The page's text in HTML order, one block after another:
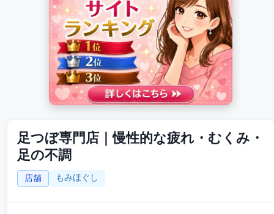
足つぼ専門店｜慢性的な疲れ・むくみ・
足の不調
店舗 もみほぐし